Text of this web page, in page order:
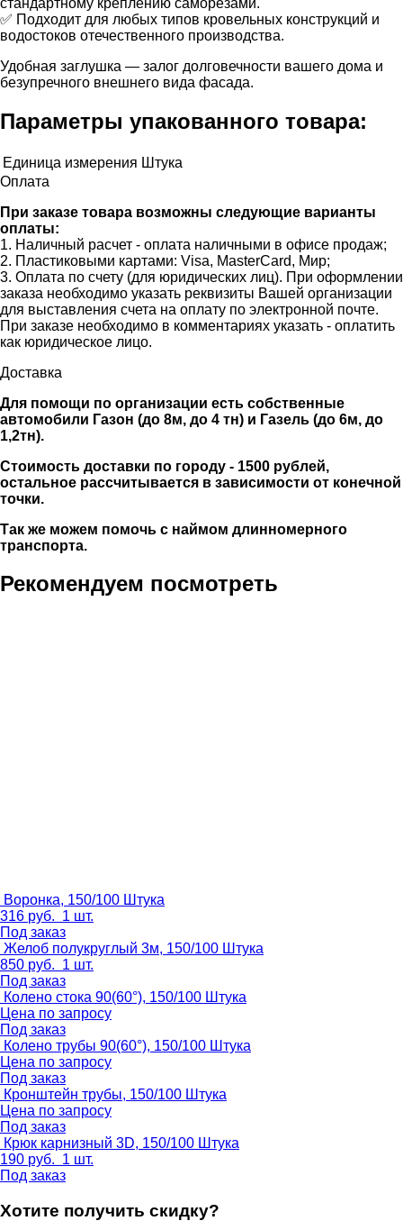
✅ Подходит для любых типов кровельных конструкций и
водостоков отечественного производства.
Удобная заглушка — залог долговечности вашего дома и
безупречного внешнего вида фасада.
Параметры упакованного товара:
Единица измерения Штука
Оплата
При заказе товара возможны следующие варианты
оплаты:
1. Наличный расчет - оплата наличными в офисе продаж;
2. Пластиковыми картами: Visa, MasterCard, Мир;
3. Оплата по счету (для юридических лиц). При оформлении
заказа необходимо указать реквизиты Вашей организации
для выставления счета на оплату по электронной почте.
При заказе необходимо в комментариях указать - оплатить
как юридическое лицо.
Доставка
Для помощи по организации есть собственные
автомобили Газон (до 8м, до 4 тн) и Газель (до 6м, до
1,2тн).
Стоимость доставки по городу - 1500 рублей,
остальное рассчитывается в зависимости от конечной
точки.
Так же можем помочь с наймом длинномерного
транспорта.
Рекомендуем посмотреть
Воронка, 150/100 Штука
316 руб. 1 шт.
Под заказ
Желоб полукруглый 3м, 150/100 Штука
850 руб. 1 шт.
Под заказ
Колено стока 90(60°), 150/100 Штука
Цена по запросу
Под заказ
Колено трубы 90(60°), 150/100 Штука
Цена по запросу
Под заказ
Кронштейн трубы, 150/100 Штука
Цена по запросу
Под заказ
Крюк карнизный 3D, 150/100 Штука
190 руб. 1 шт.
Под заказ
Хотите получить скидку?